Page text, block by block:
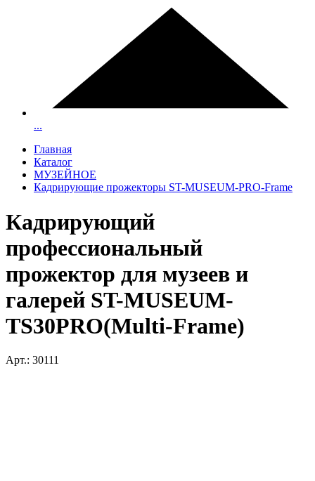
...
Главная
Каталог
МУЗЕЙНОЕ
Кадрирующие прожекторы ST-MUSEUM-PRO-Frame
Кадрирующий
профессиональный
прожектор для музеев и
галерей ST-MUSEUM-
TS30PRO(Multi-Frame)
Арт.: 30111